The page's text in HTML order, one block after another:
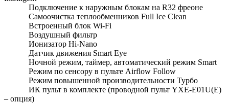
Подключение к наружным блокам на R32 фреоне
Самоочистка теплообменников Full Ice Clean
Встроенный блок Wi-Fi
Воздушный фильтр
Ионизатор Hi-Nano
Датчик движения Smart Eye
Ночной режим, таймер, автоматический режим Smart
Режим по сенсору в пульте Airflow Follow
Режим повышенной производительности Турбо
ИК пульт в комплекте (проводной пульт YXE-E01U(E)
– опция)